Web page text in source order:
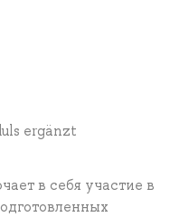
ergänzt
в себя участие в